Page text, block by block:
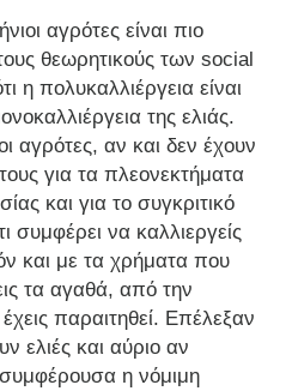
αγρότες είναι πιο
θεωρητικούς των social
η πολυκαλλιέργεια είναι
της ελιάς.
αγρότες, αν και δεν έχουν
για τα πλεονεκτήματα
και για το συγκριτικό
συμφέρει να καλλιεργείς
και με τα χρήματα που
τα αγαθά, από την
παραιτηθεί. Επέλεξαν
ελιές και αύριο αν
συμφέρουσα η νόμιμη